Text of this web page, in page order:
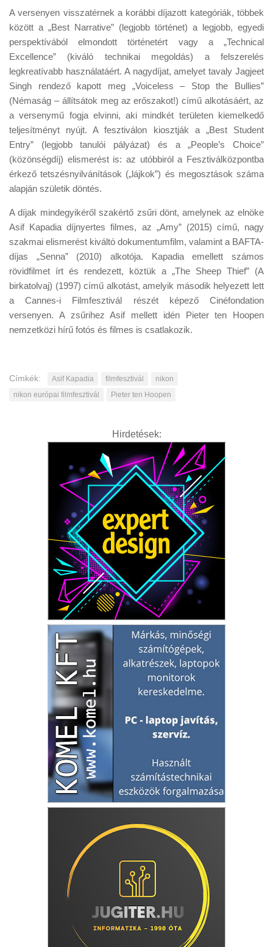
A versenyen visszatérnek a korábbi díjazott kategóriák, többek
között a „Best Narrative” (legjobb történet) a legjobb, egyedi
perspektívából elmondott történetért vagy a „Technical
Excellence” (kiváló technikai megoldás) a felszerelés
legkreatívabb használatáért. A nagydíjat, amelyet tavaly Jagjeet
Singh rendező kapott meg „Voiceless – Stop the Bullies”
(Némaság – állítsátok meg az erőszakot!) című alkotásáért, az
a versenymű fogja elvinni, aki mindkét területen kiemelkedő
teljesítményt nyújt. A fesztiválon kiosztják a „Best Student
Entry” (legjobb tanulói pályázat) és a „People’s Choice”
(közönségdíj) elismerést is: az utóbbiról a Fesztiválközpontba
érkező tetszésnyilvánítások („lájkok”) és megosztások száma
alapján születik döntés.
A díjak mindegyikéről szakértő zsűri dönt, amelynek az elnöke
Asif Kapadia díjnyertes filmes, az „Amy” (2015) című, nagy
szakmai elismerést kiváltó dokumentumfilm, valamint a BAFTA-
díjas „Senna” (2010) alkotója. Kapadia emellett számos
rövidfilmet írt és rendezett, köztük a „The Sheep Thief” (A
birkatolvaj) (1997) című alkotást, amelyik második helyezett lett
a Cannes-i Filmfesztivál részét képező Cinéfondation
versenyen. A zsűrihez Asif mellett idén Pieter ten Hoopen
nemzetközi hírű fotós és filmes is csatlakozik.
Címkék: Asif Kapadia filmfesztivál
nikon
nikon európai filmfesztivál
Pieter ten Hoopen
Hirdetések: